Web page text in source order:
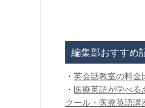
編集部おすすめ
・ 英会話教室の料金
・ 医療英語が学べる
クール・医療英語講